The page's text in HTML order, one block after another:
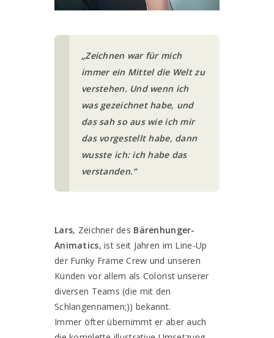
„Zeichnen war für mich
immer ein Mittel die Welt zu
verstehen. Und wenn ich
was gezeichnet habe, und
das sah so aus wie ich mir
das vorgestellt habe, dann
wusste ich: ich habe das
verstanden.“
Lars, Zeichner des Bärenhunger-
Animatics, ist seit Jahren im Line-Up
der Funky Frame Crew und unseren
Kunden vor allem als Colorist unserer
diversen Teams (die mit den
Schlangennamen;)) bekannt.
Immer öfter übernimmt er aber auch